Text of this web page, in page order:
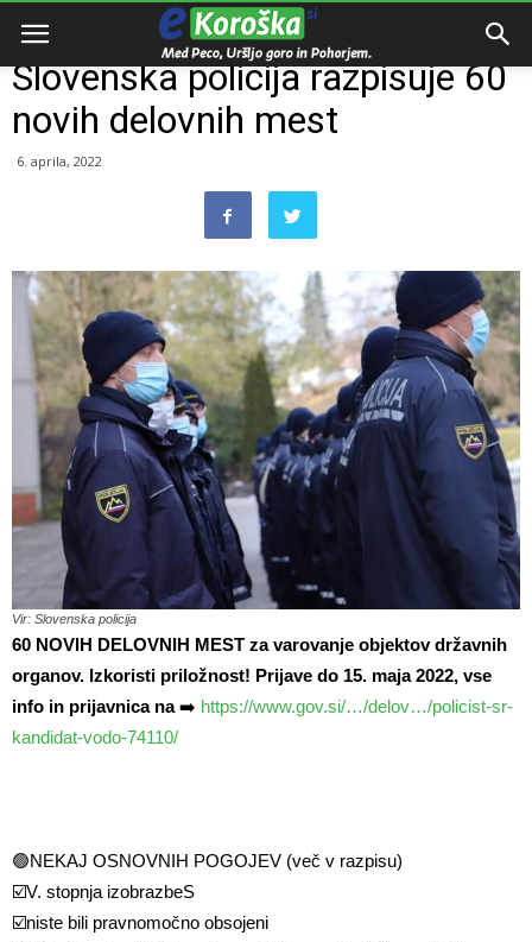
Domov
Slovenska policija razpisuje 60
novih delovnih mest
6. aprila, 2022
Vir: Slovenska policija
60 NOVIH DELOVNIH MEST za varovanje objektov državnih
organov. Izkoristi priložnost! Prijave do 15. maja 2022, vse
info in prijavnica na ➡️ https://www.gov.si/…/delov…/policist-sr-
kandidat-vodo-74110/
🟢NEKAJ OSNOVNIH POGOJEV (več v razpisu)
☑️V. stopnja izobrazbeS
☑️niste bili pravnomočno obsojeni